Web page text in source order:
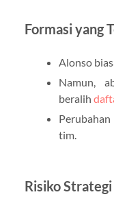
Formasi yang
Alonso
Namun,
beralih
tim.
Risiko Strategi